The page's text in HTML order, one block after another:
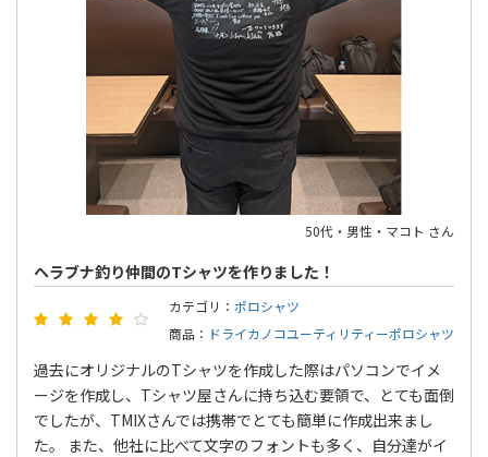
50代・男性・マコト さん
ヘラブナ釣り仲間のTシャツを作りました！
カテゴリ： ポロシャツ
商品： ドライカノコユーティリティーポロシャツ
過去にオリジナルのTシャツを作成した際はパソコンでイメ
ージを作成し、Tシャツ屋さんに持ち込む要領で、とても面倒
でしたが、TMIXさんでは携帯でとても簡単に作成出来まし
た。 また、他社に比べて文字のフォントも多く、自分達がイ